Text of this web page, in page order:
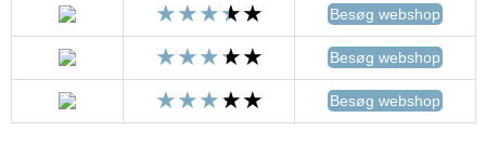
Besøg webshop
Besøg webshop
Besøg webshop